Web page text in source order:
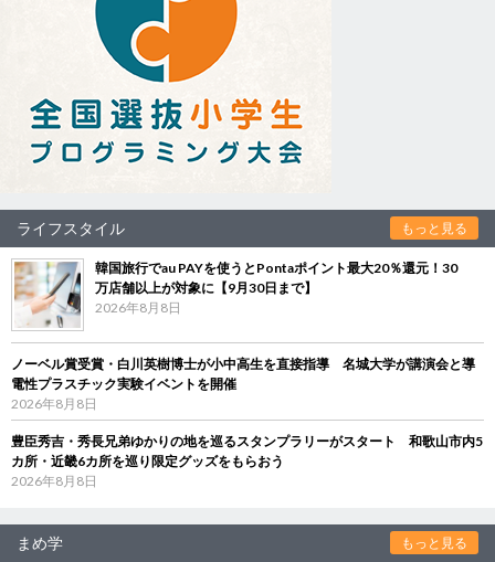
ライフスタイル もっと見る
韓国旅行でau PAYを使うとPontaポイント最大20％還元！30
万店舗以上が対象に【9月30日まで】
2026年8月8日
ノーベル賞受賞・白川英樹博士が小中高生を直接指導 名城大学が講演会と導
電性プラスチック実験イベントを開催
2026年8月8日
豊臣秀吉・秀長兄弟ゆかりの地を巡るスタンプラリーがスタート 和歌山市内5
カ所・近畿6カ所を巡り限定グッズをもらおう
2026年8月8日
まめ学 もっと見る